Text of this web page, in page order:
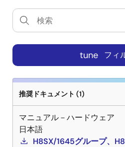
tune フィ
推奨ドキュメント (1)
マニュアル－ハードウェア
日本語
H8SX/1645グループ、